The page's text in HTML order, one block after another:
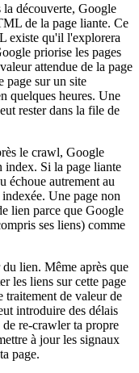
découverte, Google
de la page liante. Ce
existe qu'il l'explorera
priorise les pages
attendue de la page
page sur un site
quelques heures. Une
rester dans la file de
le crawl, Google
index. Si la page liante
échoue autrement au
Une page non
lien parce que Google
ses liens) comme
lien. Même après que
les liens sur cette page
traitement de valeur de
introduire des délais
re-crawler ta propre
à jour les signaux
page.